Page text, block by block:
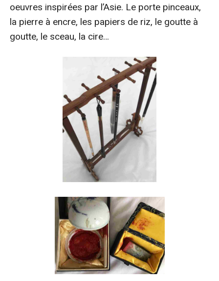
oeuvres inspirées par l’Asie. Le porte pinceaux,
la pierre à encre, les papiers de riz, le goutte à
goutte, le sceau, la cire…